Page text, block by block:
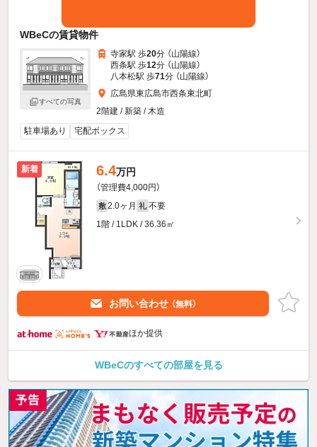
WBeCの賃貸物件
すべての写真
寺家駅 歩20分 （山陽線）
西条駅 歩12分 （山陽線）
八本松駅 歩71分 （山陽線）
広島県東広島市西条東北町
2階建 / 新築 / 木造
駐車場あり
宅配ボックス
新着 6.4万円
（管理費4,000円）
敷 2.0ヶ月 礼 不要
1階 / 1LDK / 36.36㎡
お問い合わせ （無料）
ほか提供
WBeCのすべての部屋を見る